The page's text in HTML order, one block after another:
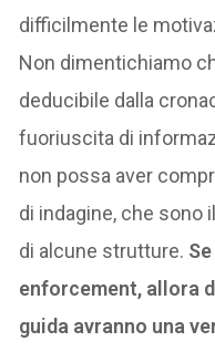
difficilmente le
Non dimentichiamo
deducibile dalla
fuoriuscita di
non possa aver
di indagine, che sono
di alcune strutture.
enforcement, allora
guida avranno una